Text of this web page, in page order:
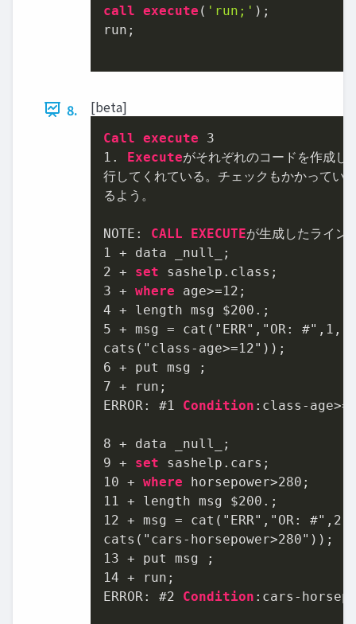
call execute ( 'run;' );
run;
8. [beta]
Call execute
3
1.
Executeがそれぞれのコードを作成し
行してくれている。チェックもかかってい
るよう。
NOTE: CALL
EXECUTE
1 +
2 + set
3 + where age>=12
4 + length msg $200.
5 + msg = cat("ERR","OR: #", 1 ,"
6 +
7 + run;
ERROR: #1 Condition :class - age>=
8 +
9 + set
10 + where horsepower>280
11 + length msg $200.
12 + msg = cat("ERR","OR: #", 2
13 +
14 + run;
ERROR: #2 Condition :cars -